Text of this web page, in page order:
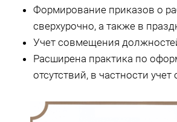
Формирование приказов о
сверхурочно, а также в
Учет совмещения
Расширена практика по
отсутствий, в частности учет